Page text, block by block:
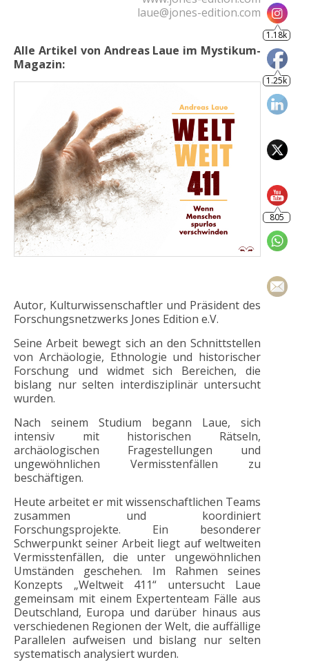
laue@jones-edition.com
Alle Artikel von Andreas Laue im Mystikum-
Magazin:
Autor, Kulturwissenschaftler und Präsident des
Forschungsnetzwerks Jones Edition e.V.
Seine Arbeit bewegt sich an den Schnittstellen
von Archäologie, Ethnologie und historischer
Forschung und widmet sich Bereichen, die
bislang nur selten interdisziplinär untersucht
wurden.
Nach seinem Studium begann Laue, sich
intensiv mit historischen Rätseln,
archäologischen Fragestellungen und
ungewöhnlichen Vermisstenfällen zu
beschäftigen.
Heute arbeitet er mit wissenschaftlichen Teams
zusammen und koordiniert
Forschungsprojekte. Ein besonderer
Schwerpunkt seiner Arbeit liegt auf weltweiten
Vermisstenfällen, die unter ungewöhnlichen
Umständen geschehen. Im Rahmen seines
Konzepts „Weltweit 411“ untersucht Laue
gemeinsam mit einem Expertenteam Fälle aus
Deutschland, Europa und darüber hinaus aus
verschiedenen Regionen der Welt, die auffällige
Parallelen aufweisen und bislang nur selten
systematisch analysiert wurden.
1.25k
805